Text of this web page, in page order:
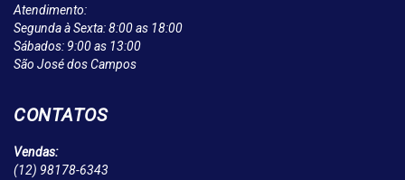
Atendimento:
Segunda à Sexta: 8:00 as 18:00
Sábados: 9:00 as 13:00
São José dos Campos
CONTATOS
Vendas:
(12) 98178-6343